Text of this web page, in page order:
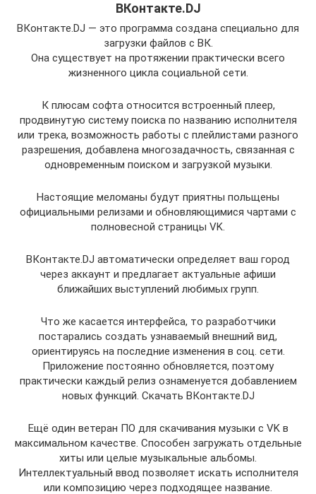
ВКонтакте.DJ
ВКонтакте.DJ — это программа создана специально для
загрузки файлов с ВК.
Она существует на протяжении практически всего
жизненного цикла социальной сети.
К плюсам софта относится встроенный плеер,
продвинутую систему поиска по названию исполнителя
или трека, возможность работы с плейлистами разного
разрешения, добавлена многозадачность, связанная с
одновременным поиском и загрузкой музыки.
Настоящие меломаны будут приятны польщены
официальными релизами и обновляющимися чартами с
полновесной страницы VK.
ВКонтакте.DJ автоматически определяет ваш город
через аккаунт и предлагает актуальные афиши
ближайших выступлений любимых групп.
Что же касается интерфейса, то разработчики
постарались создать узнаваемый внешний вид,
ориентируясь на последние изменения в соц. сети.
Приложение постоянно обновляется, поэтому
практически каждый релиз ознаменуется добавлением
новых функций. Скачать ВКонтакте.DJ
Ещё один ветеран ПО для скачивания музыки с VK в
максимальном качестве. Способен загружать отдельные
хиты или целые музыкальные альбомы.
Интеллектуальный ввод позволяет искать исполнителя
или композицию через подходящее название.